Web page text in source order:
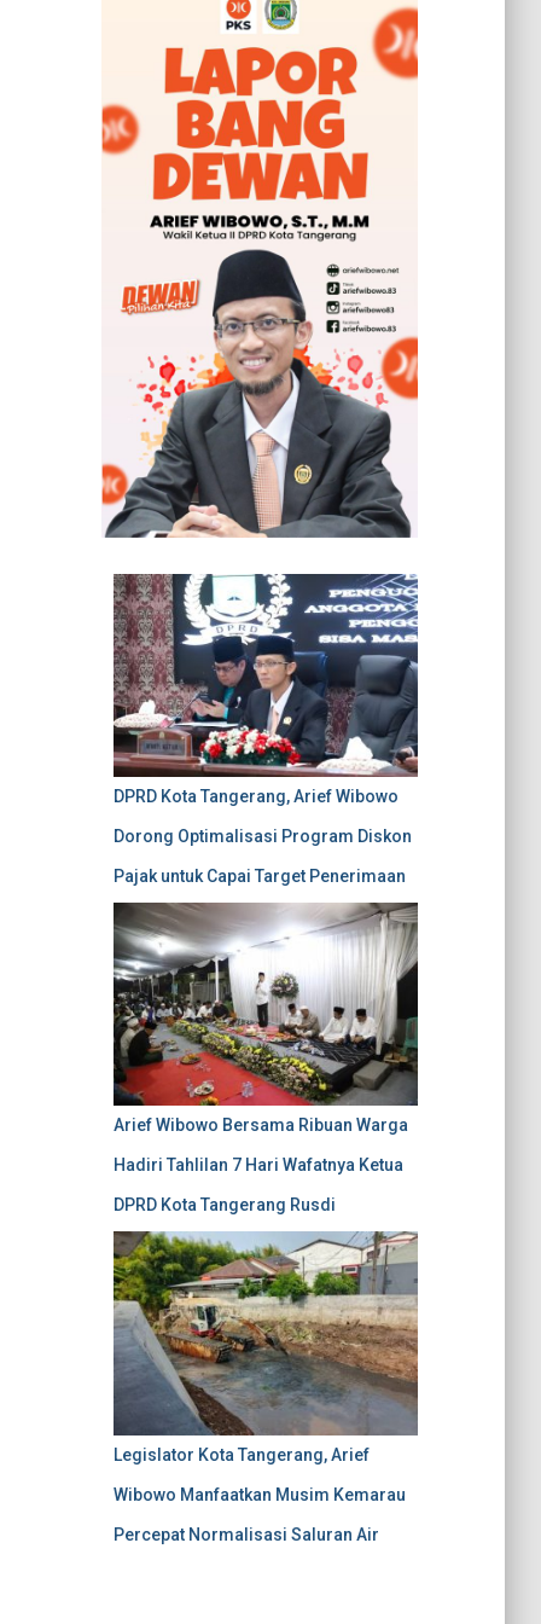
DPRD Kota Tangerang, Arief Wibowo
Dorong Optimalisasi Program Diskon
Pajak untuk Capai Target Penerimaan
Arief Wibowo Bersama Ribuan Warga
Hadiri Tahlilan 7 Hari Wafatnya Ketua
DPRD Kota Tangerang Rusdi
Legislator Kota Tangerang, Arief
Wibowo Manfaatkan Musim Kemarau
Percepat Normalisasi Saluran Air